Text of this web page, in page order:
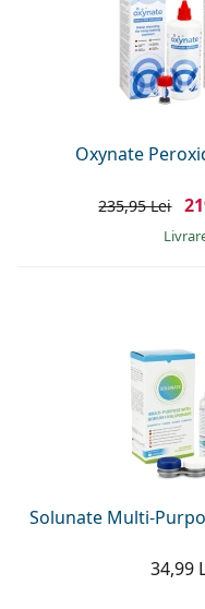
Oxynate
235,95 Lei
Solunate Multi-
34,99